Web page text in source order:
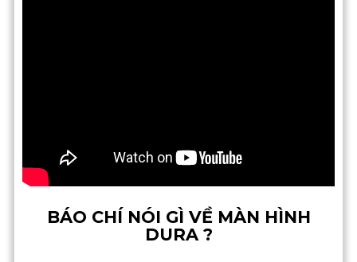
BÁO CHÍ NÓI GÌ VỀ MÀN HÌNH
DURA ?